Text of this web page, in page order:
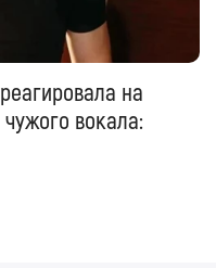
на
вокала: